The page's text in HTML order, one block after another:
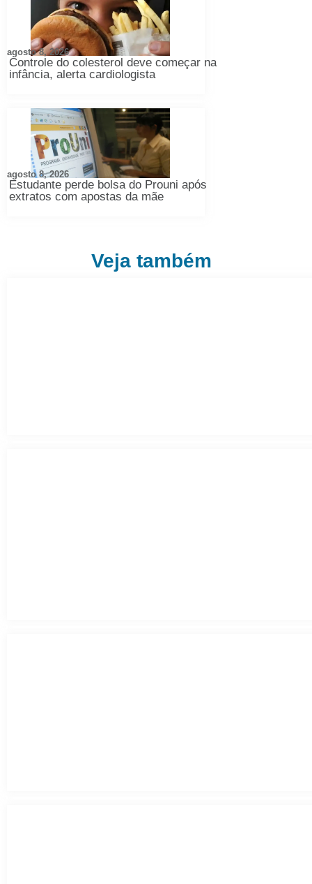
Controle do colesterol deve começar na
infância, alerta cardiologista
agosto 8, 2026
Estudante perde bolsa do Prouni após
extratos com apostas da mãe
agosto 8, 2026
Veja também